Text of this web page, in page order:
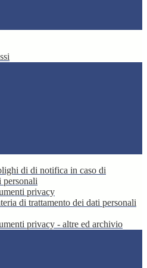
di di notifica in caso di
personali
privacy
di trattamento dei dati personali
privacy - altre ed archivio